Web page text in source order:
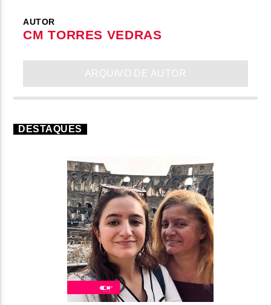
AUTOR
CM TORRES VEDRAS
ARQUIVO DE AUTOR
DESTAQUES